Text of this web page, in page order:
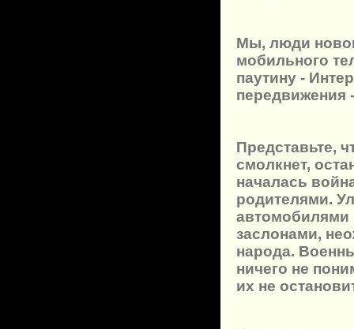
Мы, люди
мобильного
паутину -
передвижения
Представьте,
смолкнет,
началась
родителями.
автомобилями
заслонами,
народа.
ничего не
их не